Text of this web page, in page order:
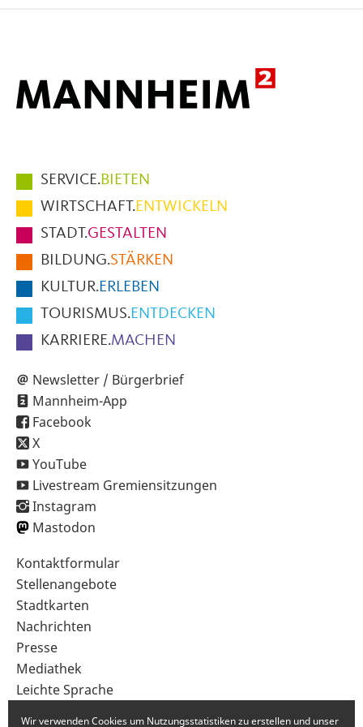
Hauptmenüpunkte
im
Fußbereich
der
Seite
SERVICE.BIETEN
WIRTSCHAFT.ENTWICKELN
STADT.GESTALTEN
BILDUNG.STÄRKEN
KULTUR.ERLEBEN
TOURISMUS.ENTDECKEN
KARRIERE.MACHEN
Newsletter / Bürgerbrief
Mannheim-App
Facebook
X
YouTube
Livestream Gremiensitzungen
Instagram
Mastodon
Sekundärnavigation
im
Fußbereich
Kontaktformular
Stellenangebote
Stadtkarten
Nachrichten
Presse
Mediathek
Leichte Sprache
Wir verwenden Cookies um Nutzungsstatistiken zu erstellen und unser